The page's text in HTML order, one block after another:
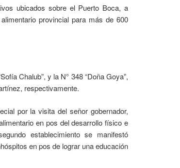
ubicados sobre el Puerto Boca, a
provincial para más de 600
Chalub”, y la N° 348 “Doña Goya”,
respectivamente.
por la visita del señor gobernador,
en pos del desarrollo físico e
establecimiento se manifestó
en pos de lograr una educación